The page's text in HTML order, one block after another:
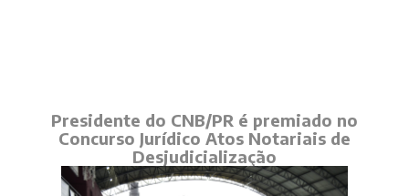
Presidente do CNB/PR é premiado no
Concurso Jurídico Atos Notariais de
Desjudicialização